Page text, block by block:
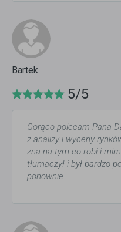
Bartek
5/5
Gorąco polecam Pana
z analizy i wyceny
zna na tym co robi i
tłumaczył i był bardzo
ponownie.